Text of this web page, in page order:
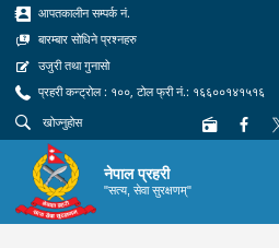
आपतकालीन सम्पर्क नं.
बारम्बार सोधिने प्रश्नहरु
उजुरी तथा गुनासो
प्रहरी कन्ट्रोल : १००, टोल फ्री नं.: १६६००१४१५१६
नेपाल प्रहरी
"सत्य, सेवा सुरक्षणम्"